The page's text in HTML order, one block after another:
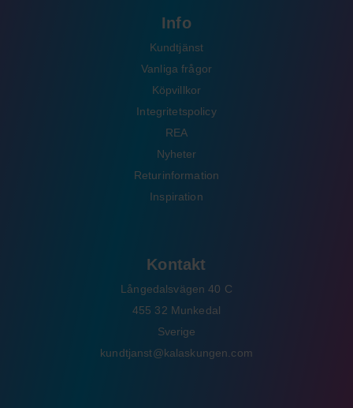
Info
Kundtjänst
Vanliga frågor
Köpvillkor
Integritetspolicy
REA
Nyheter
Returinformation
Inspiration
Kontakt
Långedalsvägen 40 C
455 32 Munkedal
Sverige
kundtjanst@kalaskungen.com